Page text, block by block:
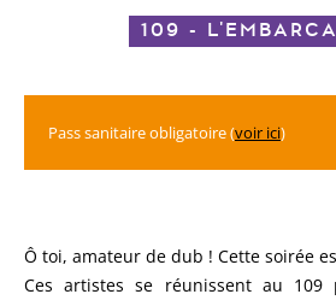
109 -
Pass sanitaire obligatoire (voir ici)
Ô toi, amateur de dub ! Cette soirée
Ces artistes se réunissent au